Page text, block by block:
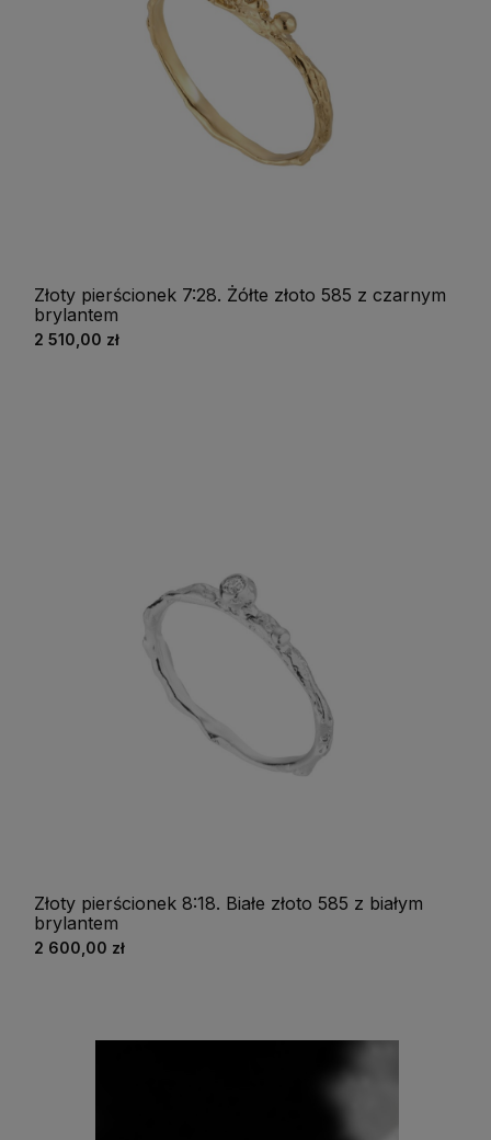
Złoty pierścionek 7:28. Żółte złoto 585 z czarnym
brylantem
2 510,00 zł
Złoty pierścionek 8:18. Białe złoto 585 z białym
brylantem
2 600,00 zł